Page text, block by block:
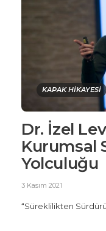
KAPAK HİKAYESİ
Dr. İzel
Kurumsal
Yolculuğu
3 Kasım 2021
“Süreklilikten